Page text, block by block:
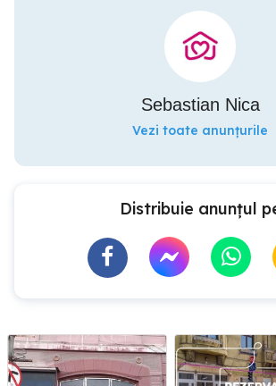
Sebastian Nica
Vezi toate anunțurile
Distribuie anunțul